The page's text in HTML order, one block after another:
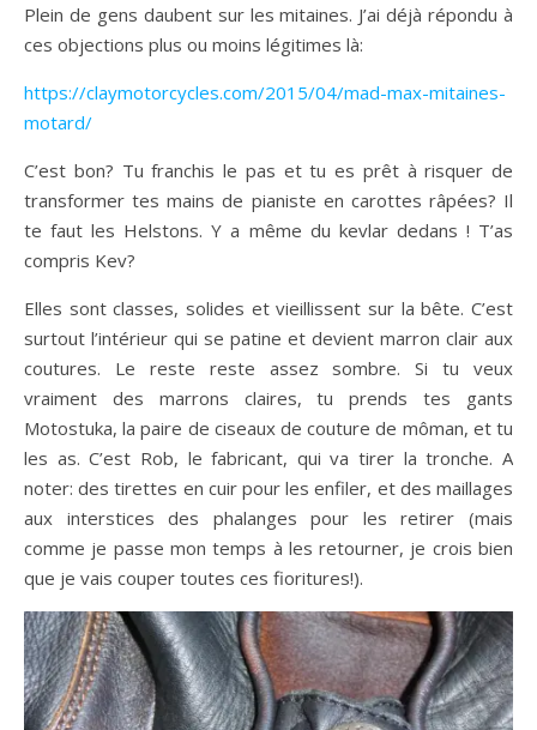
Plein de gens daubent sur les mitaines. J’ai déjà répondu à
ces objections plus ou moins légitimes là:
https://claymotorcycles.com/2015/04/mad-max-mitaines-
motard/
C’est bon? Tu franchis le pas et tu es prêt à risquer de
transformer tes mains de pianiste en carottes râpées? Il
te faut les Helstons. Y a même du kevlar dedans ! T’as
compris Kev?
Elles sont classes, solides et vieillissent sur la bête. C’est
surtout l’intérieur qui se patine et devient marron clair aux
coutures. Le reste reste assez sombre. Si tu veux
vraiment des marrons claires, tu prends tes gants
Motostuka, la paire de ciseaux de couture de môman, et tu
les as. C’est Rob, le fabricant, qui va tirer la tronche. A
noter: des tirettes en cuir pour les enfiler, et des maillages
aux interstices des phalanges pour les retirer (mais
comme je passe mon temps à les retourner, je crois bien
que je vais couper toutes ces fioritures!).